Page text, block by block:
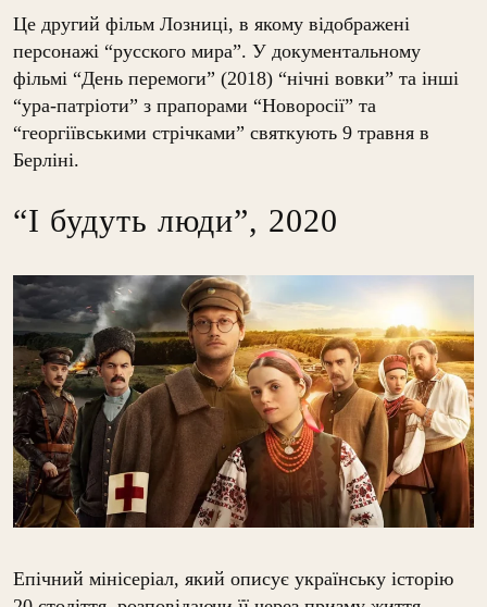
Це другий фільм Лозниці, в якому відображені
персонажі “русского мира”. У документальному
фільмі “День перемоги” (2018) “нічні вовки” та інші
“ура-патріоти” з прапорами “Новоросії” та
“георгіївськими стрічками” святкують 9 травня в
Берліні.
“І будуть люди”, 2020
Епічний мінісеріал, який описує українську історію